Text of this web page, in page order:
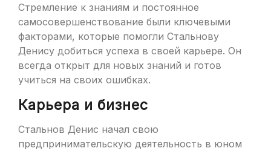
Стремление к знаниям и постоянное
самосовершенствование были ключевыми
факторами, которые помогли Стальнову
Денису добиться успеха в своей карьере. Он
всегда открыт для новых знаний и готов
учиться на своих ошибках.
Карьера и бизнес
Стальнов Денис начал свою
предпринимательскую деятельность в юном